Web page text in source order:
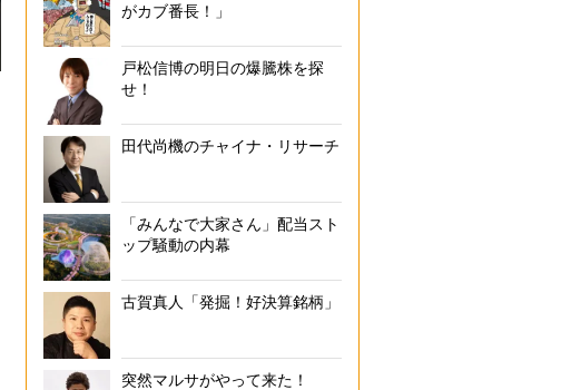
がカブ番長！」
戸松信博の明日の爆騰株を探
せ！
田代尚機のチャイナ・リサーチ
「みんなで大家さん」配当スト
ップ騒動の内幕
古賀真人「発掘！好決算銘柄」
突然マルサがやって来た！